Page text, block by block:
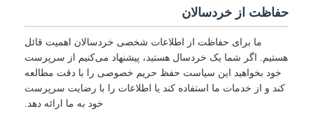
حفاظت از خردسالان
ما برای حفاظت از اطلاعات شخصی خردسالان اهمیت قائل
هستیم. اگر شما یک خردسال هستید، پیشنهاد می‌کنیم از سرپرست
خود بخواهید این سیاست حفظ حریم خصوصی را با دقت مطالعه
کند و از خدمات ما استفاده کند یا اطلاعات را با رضایت سرپرست
خود به ما ارائه دهد.